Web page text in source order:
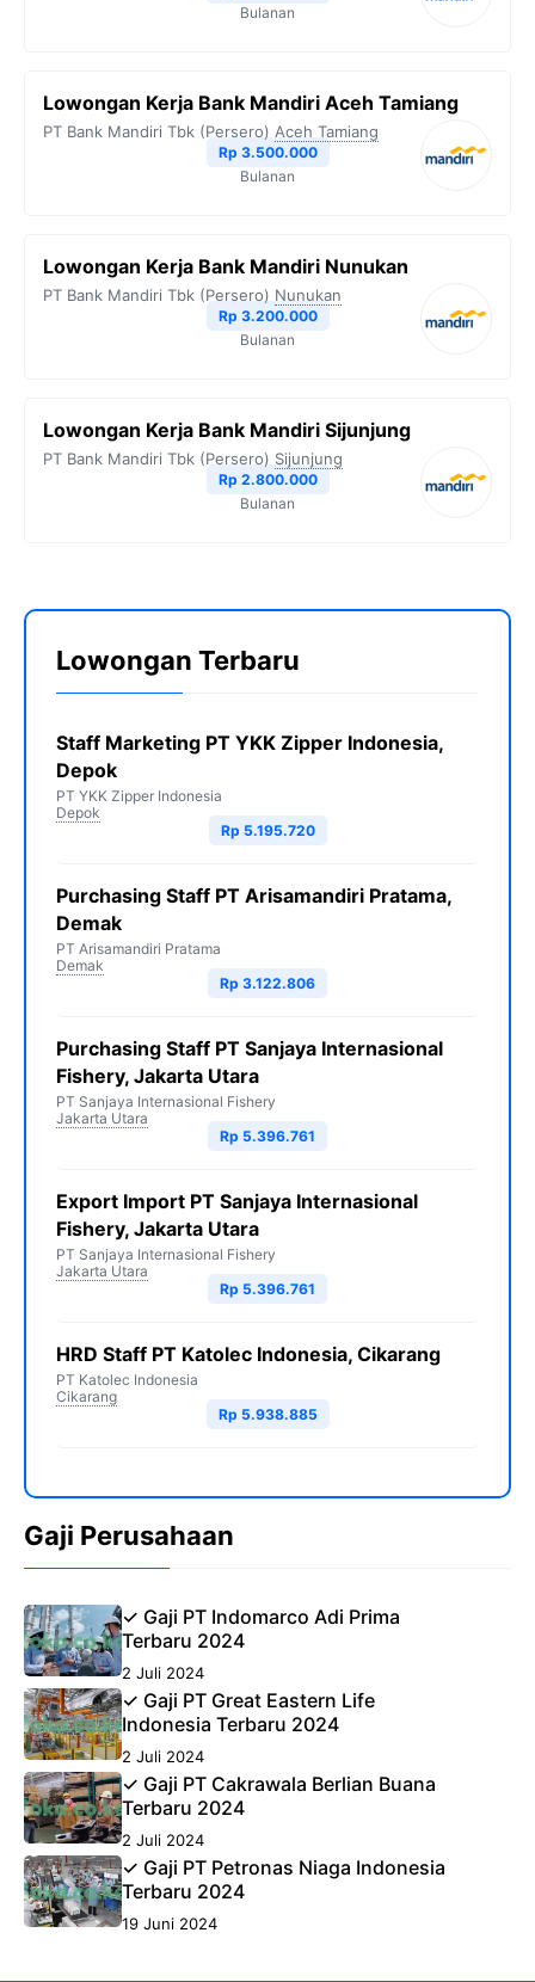
Bulanan
Lowongan Kerja Bank Mandiri Aceh Tamiang
PT Bank Mandiri Tbk (Persero) Aceh Tamiang
Rp 3.500.000
Bulanan
Lowongan Kerja Bank Mandiri Nunukan
PT Bank Mandiri Tbk (Persero) Nunukan
Rp 3.200.000
Bulanan
Lowongan Kerja Bank Mandiri Sijunjung
PT Bank Mandiri Tbk (Persero) Sijunjung
Rp 2.800.000
Bulanan
Lowongan Terbaru
Staff Marketing PT YKK Zipper Indonesia,
Depok
PT YKK Zipper Indonesia
Depok
Rp 5.195.720
Purchasing Staff PT Arisamandiri Pratama,
Demak
PT Arisamandiri Pratama
Demak
Rp 3.122.806
Purchasing Staff PT Sanjaya Internasional
Fishery, Jakarta Utara
PT Sanjaya Internasional Fishery
Jakarta Utara
Rp 5.396.761
Export Import PT Sanjaya Internasional
Fishery, Jakarta Utara
PT Sanjaya Internasional Fishery
Jakarta Utara
Rp 5.396.761
HRD Staff PT Katolec Indonesia, Cikarang
PT Katolec Indonesia
Cikarang
Rp 5.938.885
Gaji Perusahaan
✓ Gaji PT Indomarco Adi Prima
Terbaru 2024
2 Juli 2024
✓ Gaji PT Great Eastern Life
Indonesia Terbaru 2024
2 Juli 2024
✓ Gaji PT Cakrawala Berlian Buana
Terbaru 2024
2 Juli 2024
✓ Gaji PT Petronas Niaga Indonesia
Terbaru 2024
19 Juni 2024